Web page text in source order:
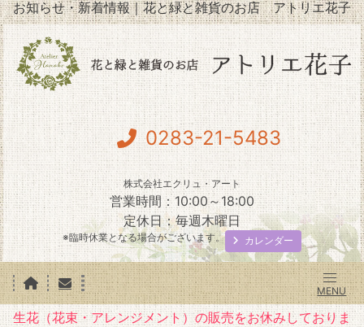
お知らせ・新着情報｜花と緑と雑貨のお店 アトリエ花子
0283-21-5483
株式会社エクリュ・アート
営業時間：10:00～18:00
定休日：毎週木曜日
※臨時休業となる場合がございます。 カレンダー
生花（花束・アレンジメント）の販売をお休みしておりま